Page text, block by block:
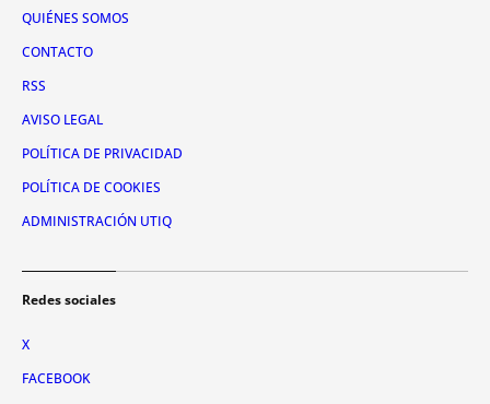
QUIÉNES SOMOS
CONTACTO
RSS
AVISO LEGAL
POLÍTICA DE PRIVACIDAD
POLÍTICA DE COOKIES
ADMINISTRACIÓN UTIQ
Redes sociales
X
FACEBOOK